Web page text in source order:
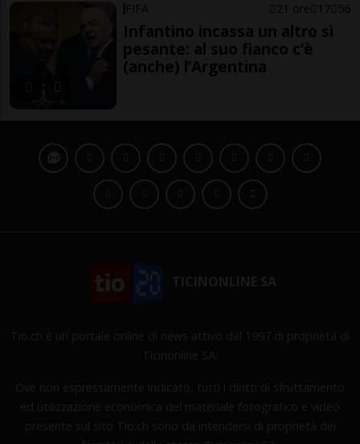
FIFA 21 ore 17 56
Infantino incassa un altro sì
pesante: al suo fianco c’è
(anche) l’Argentina